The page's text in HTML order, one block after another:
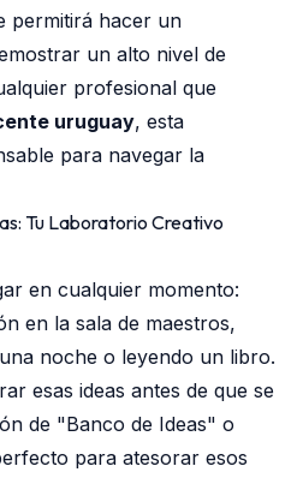
permitirá hacer un
un alto nivel de
profesional que
uruguay, esta
para navegar la
Tu Laboratorio Creativo
en cualquier momento:
en la sala de maestros,
noche o leyendo un libro.
esas ideas antes de que se
de "Banco de Ideas" o
para atesorar esos